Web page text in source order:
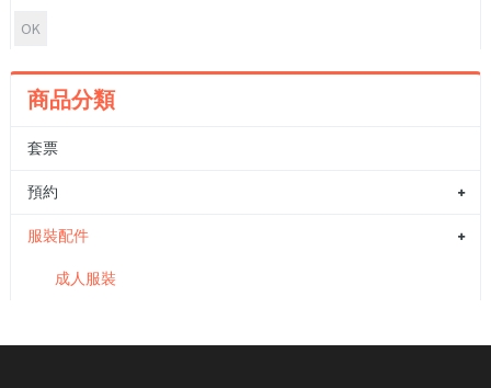
商品分類
套票
預約
服裝配件
成人服裝